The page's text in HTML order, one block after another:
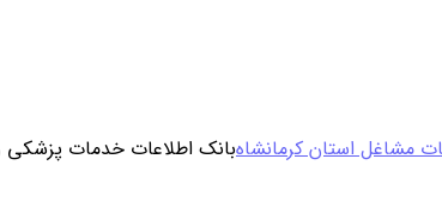
مشاغل استان کرمانشاهبانک اطلاعات خدمات پزشکی